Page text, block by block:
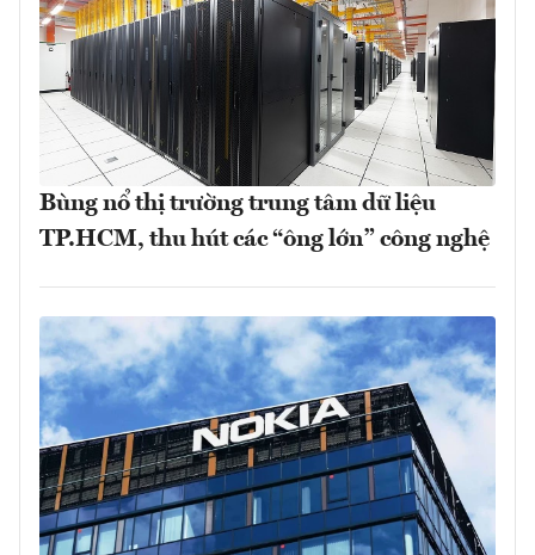
Bùng nổ thị trường trung tâm dữ liệu
TP.HCM, thu hút các “ông lớn” công nghệ